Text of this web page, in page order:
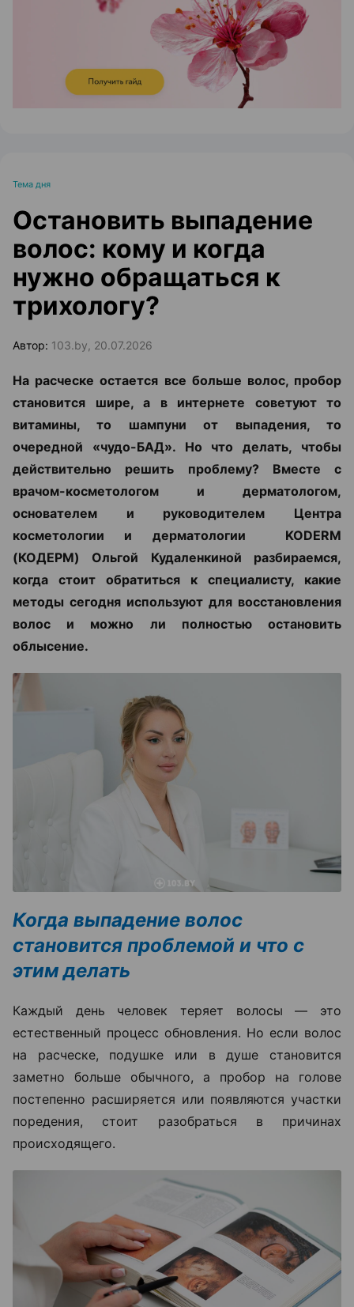
Тема дня
Остановить выпадение
волос: кому и когда
нужно обращаться к
трихологу?
Автор: 103.by, 20.07.2026
На расческе остается все больше волос, пробор
становится шире, а в интернете советуют то
витамины, то шампуни от выпадения, то
очередной «чудо-БАД». Но что делать, чтобы
действительно решить проблему? Вместе с
врачом-косметологом и дерматологом,
основателем и руководителем Центра
косметологии и дерматологии KODERM
(КОДЕРМ) Ольгой Кудаленкиной разбираемся,
когда стоит обратиться к специалисту, какие
методы сегодня используют для восстановления
волос и можно ли полностью остановить
облысение.
Когда выпадение волос
становится проблемой и что с
этим делать
Каждый день человек теряет волосы — это
естественный процесс обновления. Но если волос
на расческе, подушке или в душе становится
заметно больше обычного, а пробор на голове
постепенно расширяется или появляются участки
поредения, стоит разобраться в причинах
происходящего.